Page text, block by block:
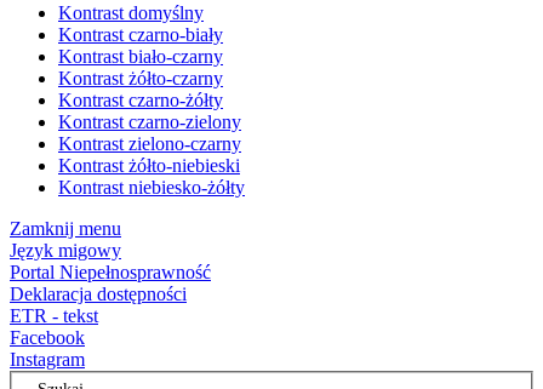
Kontrast domyślny
Kontrast czarno-biały
Kontrast biało-czarny
Kontrast żółto-czarny
Kontrast czarno-żółty
Kontrast czarno-zielony
Kontrast zielono-czarny
Kontrast żółto-niebieski
Kontrast niebiesko-żółty
Zamknij menu
Język migowy
Portal Niepełnosprawność
Deklaracja dostępności
ETR - tekst
Facebook
Instagram